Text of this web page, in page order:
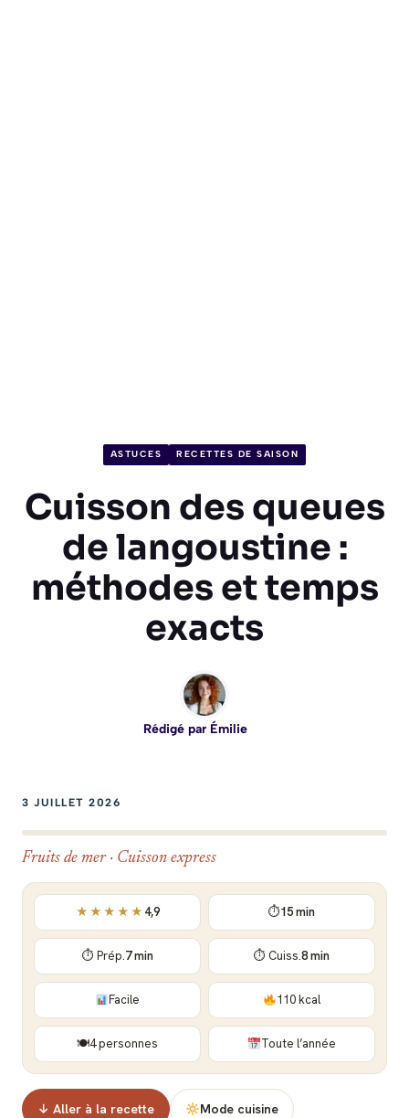
ASTUCES RECETTES DE SAISON
Cuisson des queues
de langoustine :
méthodes et temps
exacts
Rédigé par Émilie
3 JUILLET 2026
Fruits de mer · Cuisson express
★★★★★ 4,9 ⏱15 min
⏱ Prép.7 min ⏱ Cuiss.8 min
Facile 110 kcal
🍽4 personnes Toute l’année
↓ Aller à la recette Mode cuisine